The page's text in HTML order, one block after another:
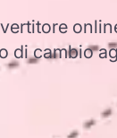
di cambio